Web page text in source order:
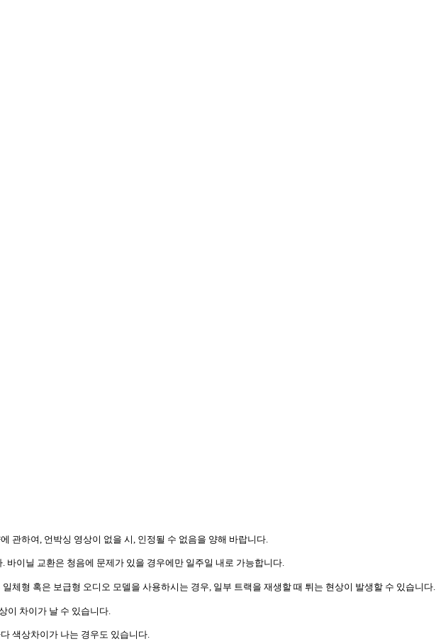
관하여 언박싱 영상이 없을 시 인정될 수 없음을 양해 바랍니다
. 바이닐 교환은 청음에 문제가 있을 경우에만 일주일 내로 가능합니다.
체형 혹은 보급형 오디오 모델을 사용하시는 경우, 일부 트랙을 재생할 때 튀는 현상이 발생할 수 있습니다.
이 차이가 날 수 있습니다
색상차이가 나는 경우도 있습니다.